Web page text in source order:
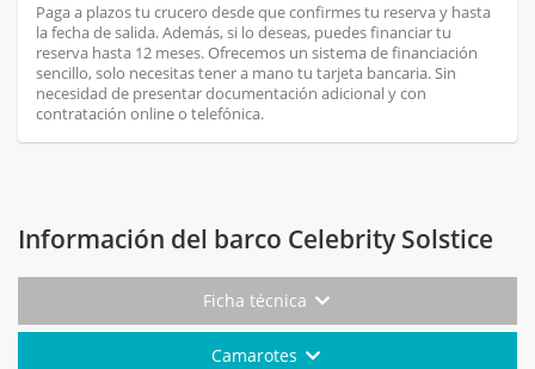
Paga a plazos tu crucero desde que confirmes tu reserva y hasta
la fecha de salida. Además, si lo deseas, puedes financiar tu
reserva hasta 12 meses. Ofrecemos un sistema de financiación
sencillo, solo necesitas tener a mano tu tarjeta bancaria. Sin
necesidad de presentar documentación adicional y con
contratación online o telefónica.
Información del barco Celebrity Solstice
Ficha técnica
Camarotes